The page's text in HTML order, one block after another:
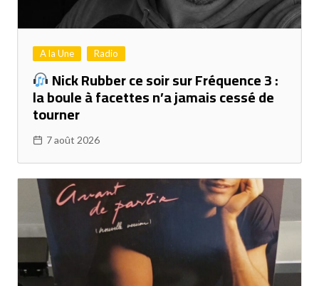
A la Une Radio
Nick Rubber ce soir sur Fréquence 3 :
la boule à facettes n’a jamais cessé de
tourner
7 août 2026